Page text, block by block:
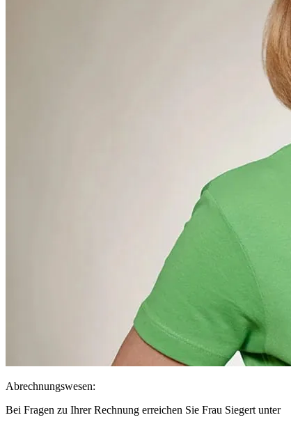
Abrechnungswesen:
Bei Fragen zu Ihrer Rechnung erreichen Sie Frau Siegert unter